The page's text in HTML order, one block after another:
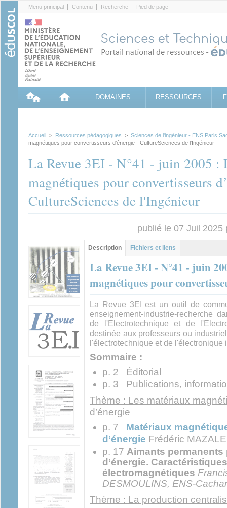
Menu principal Contenu Recherche Pied de page
DOMAINES RESSOURCES
Accueil > Ressources pédagogiques > Sciences de l'ingénieur - ENS Paris
magnétiques pour convertisseurs d’énergie - CultureSciences de l'Ingénieur
La Revue 3EI - N°41 - juin 2005 :
magnétiques pour convertisseurs
CultureSciences de l'Ingénieur
publié le 07 Juil
Contenu principal
Description (onglet
actif)
Fichiers et liens
La Revue 3EI - N°41 - juin
magnétiques pour
La Revue 3EI est un outil de
enseignement-industrie-recherche
de l'Electrotechnique et de
destinée aux professeurs ou
l'électrotechnique et de l'électronique
Sommaire :
p. 2 Éditorial
p. 3 Publications,
Thème : Les matériaux
d’énergie
p. 7 Matériaux
d’énergie Frédéric
p. 17 Aimants
d’énergie.
électromagnétiques
DESMOULINS, ENS-
Thème : La production